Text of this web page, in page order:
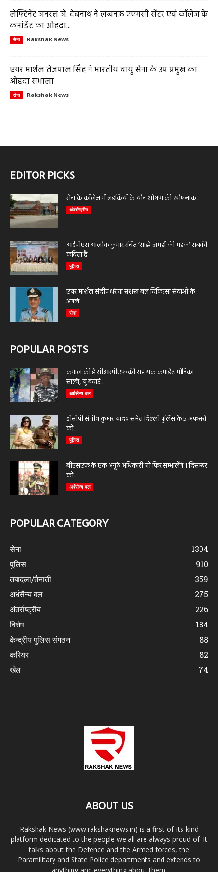
लेफ्टिनेंट जनरल जे. देबनाथ ने लखनऊ एएमसी सेंटर एवं कॉलेज के
कमांडेंट का ओहदा...
सेना Rakshak News
एयर मार्शल तेजपाल सिंह ने भारतीय वायु सेना के उप प्रमुख का
ओहदा संभाला
सेना Rakshak News
EDITOR PICKS
सेना के कॉलेज में लड़कियों के यौन शोषण की खौफनाक...
अंतर्राष्ट्रीय
आईपीएस आलोक कुमार रचित ‘साझे लमहों की महक’ सबकी
कविता है
पुलिस
एयर मार्शल संदीप थरेजा सशस्त्र बल चिकित्सा सेवाओं के
अगले...
सेना
POPULAR POSTS
कमाल की है सीआरपीएफ की सहायक कमांडेंट मोनिका
साल्वे, यूं बचाई...
अर्धसैन्य बल
डीसीपी संजीव कुमार यादव समेत दिल्ली पुलिस के 5 अफसरों
को...
पुलिस
बीएसएफ के एक अनूठे अधिकारी जो फिर सम्भालेंगे 1 दिसम्बर
को...
अर्धसैन्य बल
POPULAR CATEGORY
सेना
1304
पुलिस
910
तबादला/तैनाती
359
अर्धसैन्य बल
275
अंतर्राष्ट्रीय
226
विशेष
184
केन्द्रीय पुलिस संगठन
88
करियर
82
खेल
74
ABOUT US
Rakshak News (www.rakshaknews.in) is a first-of-its-kind
platform dedicated to the people we all are always proud of. It
talks about the Defence and the Armed forces, the
Paramilitary and State Police departments and extends to
anything and everything about them.